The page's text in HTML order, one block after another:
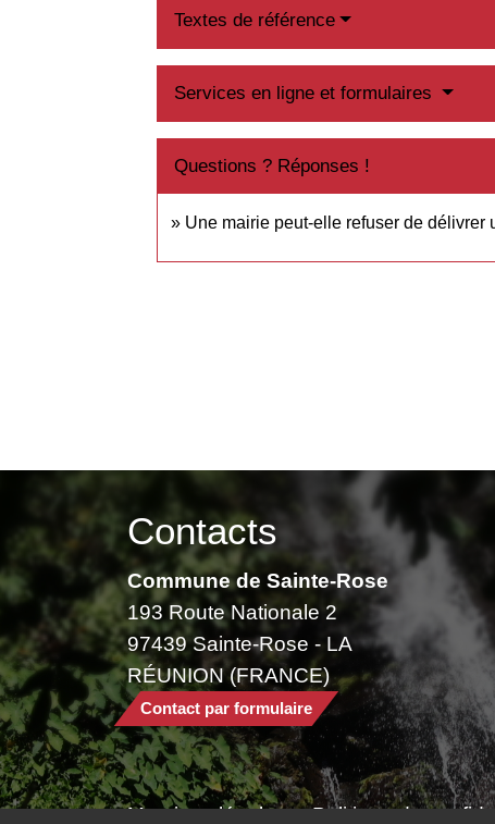
Textes de référence
Services en ligne et formulaires
Questions ? Réponses !
Une mairie peut-elle refuser de délivrer
Contacts
Commune de Sainte-Rose
193 Route Nationale 2
97439 Sainte-Rose - LA
RÉUNION (FRANCE)
Contact par formulaire
Mentions légales - Politique de